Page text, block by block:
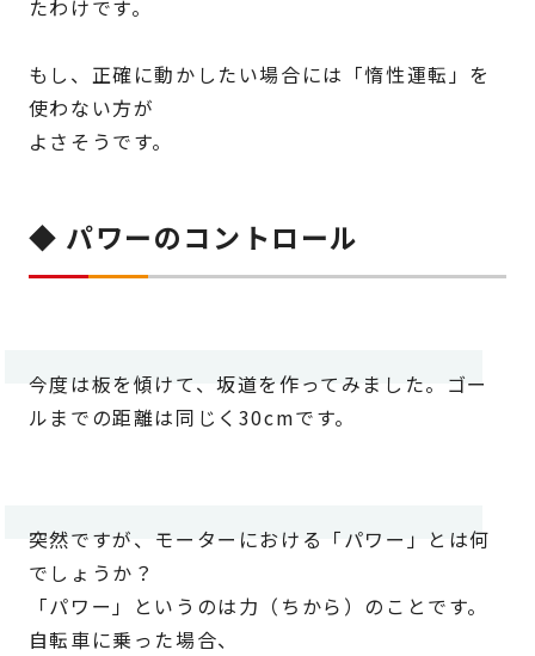
たわけです。
もし、正確に動かしたい場合には「惰性運転」を
使わない方が
よさそうです。
◆ パワーのコントロール
今度は板を傾けて、坂道を作ってみました。ゴー
ルまでの距離は同じく30cmです。
突然ですが、モーターにおける「パワー」とは何
でしょうか？
「パワー」というのは力（ちから）のことです。
自転車に乗った場合、